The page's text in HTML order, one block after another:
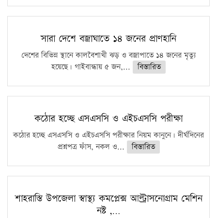
সারা দেশে বজ্রাঘাতে ১৪ জনের প্রাণহানি
দেশের বিভিন্ন স্থানে কালবৈশাখী ঝড় ও বজ্রাপাতে ১৪ জনের মৃত্যু
হয়েছে। গাইবান্ধায় ৫ জন,...
বিস্তারিত
কঠোর হচ্ছে এসএসসি ও এইচএসসি পরীক্ষা
কঠোর হচ্ছে এসএসসি ও এইচএসসি পরীক্ষার নিয়ম কানুনে। দীর্ঘদিনের
প্রশ্নপত্র ফাঁস, নকল ও...
বিস্তারিত
শাহরাস্তি উপজেলা স্বাস্থ্য কমপ্লেক্স আল্ট্রাসনোগ্রাম মেশিন
নষ্ট ,…